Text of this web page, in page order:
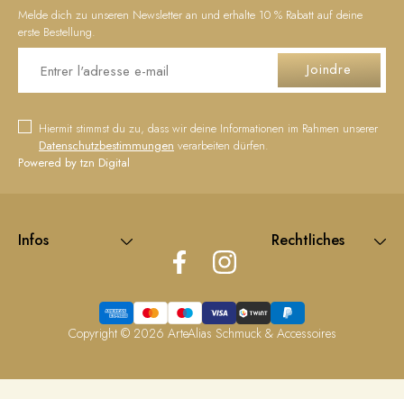
Infos Rechtliches
Copyright © 2026 ArteAlias Schmuck & Accessoires
Melde dich zu unseren Newsletter an und erhalte 10 % Rabatt auf deine
erste Bestellung.
Joindre
Hiermit stimmst du zu, dass wir deine Informationen im Rahmen unserer
Datenschutzbestimmungen verarbeiten dürfen.
Powered by tzn Digital